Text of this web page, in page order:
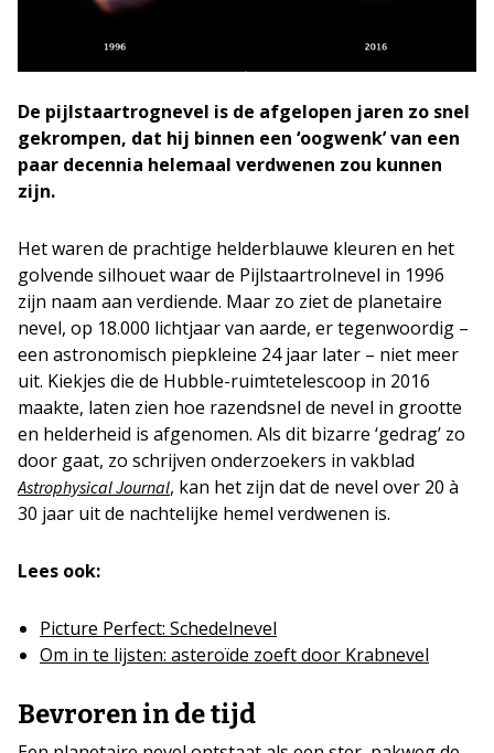
De pijlstaartrognevel is de afgelopen jaren zo snel
gekrompen, dat hij binnen een ‘oogwenk’ van een
paar decennia helemaal verdwenen zou kunnen
zijn.
Het waren de prachtige helderblauwe kleuren en het
golvende silhouet waar de Pijlstaartrolnevel in 1996
zijn naam aan verdiende. Maar zo ziet de planetaire
nevel, op 18.000 lichtjaar van aarde, er tegenwoordig –
een astronomisch piepkleine 24 jaar later – niet meer
uit. Kiekjes die de Hubble-ruimtetelescoop in 2016
maakte, laten zien hoe razendsnel de nevel in grootte
en helderheid is afgenomen. Als dit bizarre ‘gedrag’ zo
door gaat, zo schrijven onderzoekers in vakblad
Astrophysical Journal, kan het zijn dat de nevel over 20 à
30 jaar uit de nachtelijke hemel verdwenen is.
Lees ook:
Picture Perfect: Schedelnevel
Om in te lijsten: asteroïde zoeft door Krabnevel
Bevroren in de tijd